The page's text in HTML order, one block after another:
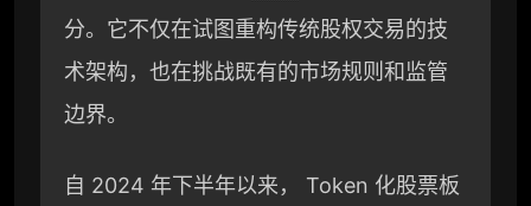
分。它不仅在试图重构传统股权交易的技
术架构，也在挑战既有的市场规则和监管
边界。
自 2024 年下半年以来， Token 化股票板